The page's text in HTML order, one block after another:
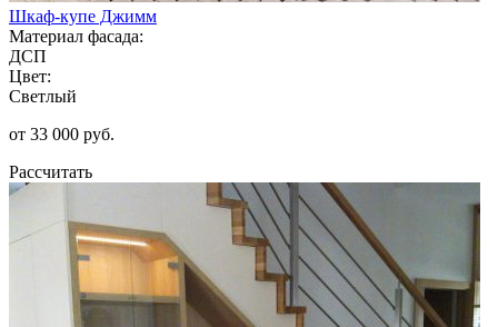
Шкаф-купе Джимм
Материал фасада:
ДСП
Цвет:
Светлый
от 33 000 руб.
Рассчитать